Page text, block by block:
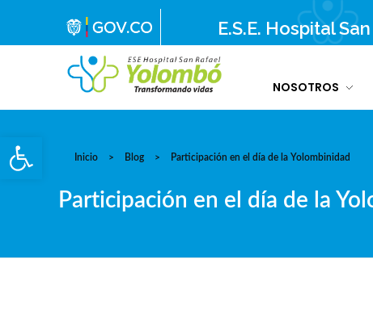
Abrir barra de herramientas
E.S.E. Hospital
E.S.E. Hospital San Rafael Yolombó (Ant)
NOSOTROS
Inicio > Blog > Participación en el día de la Yolombinidad
Participación en el día de la